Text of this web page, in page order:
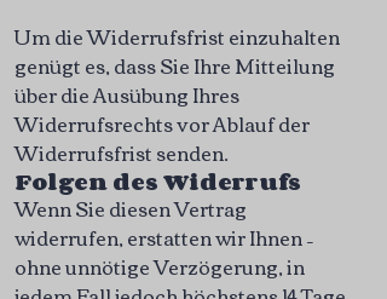
Um die Widerrufsfrist einzuhalten
genügt es, dass Sie Ihre Mitteilung
über die Ausübung Ihres
Widerrufsrechts vor Ablauf der
Widerrufsfrist senden.
Folgen des Widerrufs
Wenn Sie diesen Vertrag
widerrufen, erstatten wir Ihnen –
ohne unnötige Verzögerung, in